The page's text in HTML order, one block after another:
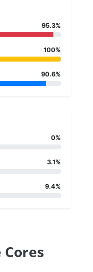
95.3%
100%
90.6%
0%
3.1%
9.4%